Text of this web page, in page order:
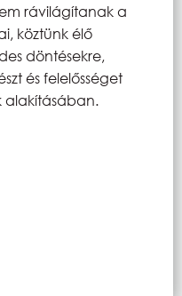
rávilágítanak a
köztünk élő
döntésekre,
és felelősséget
alakításában.